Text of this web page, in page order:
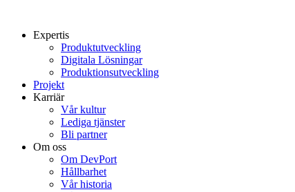
Expertis
Produktutveckling
Digitala Lösningar
Produktionsutveckling
Projekt
Karriär
Vår kultur
Lediga tjänster
Bli partner
Om oss
Om DevPort
Hållbarhet
Vår historia